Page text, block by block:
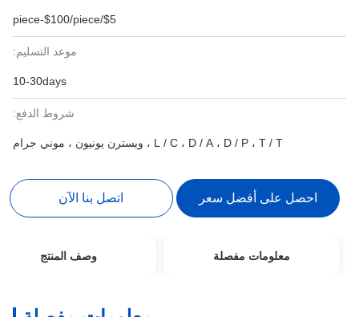
$5/piece-$100/piece
موعد التسليم:
10-30days
شروط الدفع:
L / C ، D / A ، D / P ، T / T ، ويسترن يونيون ، موني جرام
احصل على أفضل سعر اتصل بنا الآن
معلومات مفصلة وصف المنتج